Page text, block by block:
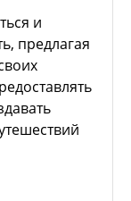
и
предлагая